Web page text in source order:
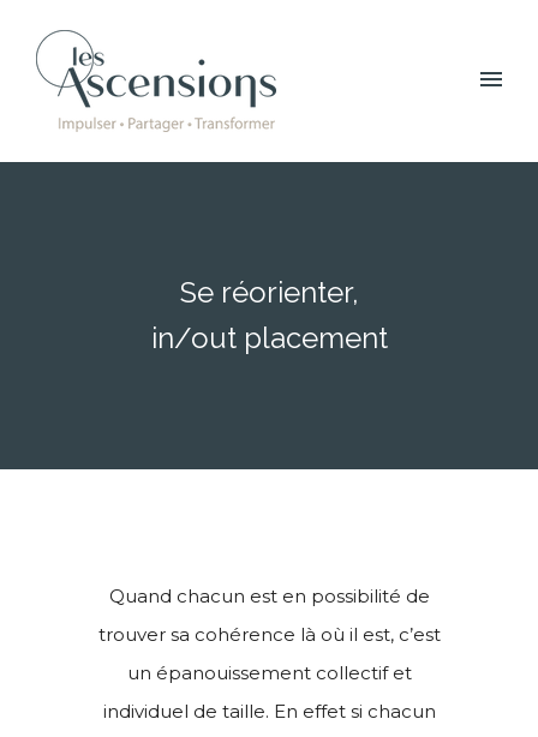
Se réorienter,
in/out placement
Quand chacun est en possibilité de
trouver sa cohérence là où il est, c’est
un épanouissement collectif et
individuel de taille. En effet si chacun